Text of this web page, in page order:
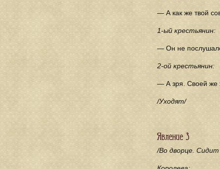
— А как же твой
1-ый крестьянин:
— Он не
2-ой крестьянин:
— А зря. Своей же
/Уходят/
Явление 3
/Во дворце.